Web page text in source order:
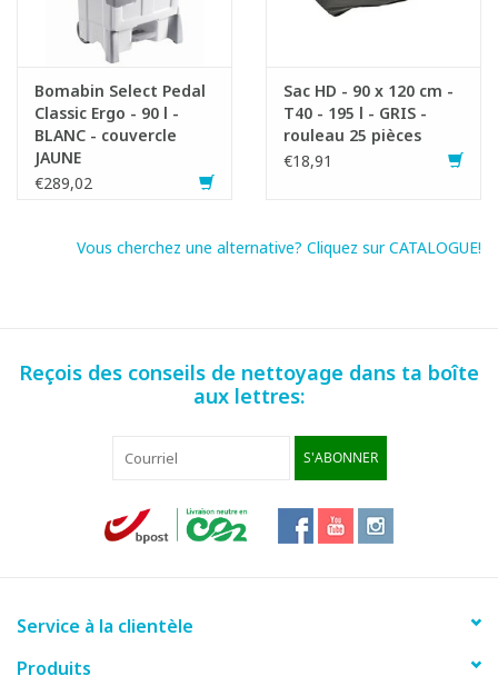
Bomabin Select Pedal
Classic Ergo - 90 l -
BLANC - couvercle
JAUNE
€289,02
Sac HD - 90 x 120 cm -
T40 - 195 l - GRIS -
rouleau 25 pièces
€18,91
Vous cherchez une alternative? Cliquez sur CATALOGUE!
Reçois des conseils de nettoyage dans ta boîte
aux lettres:
S'ABONNER
Service à la clientèle
Produits